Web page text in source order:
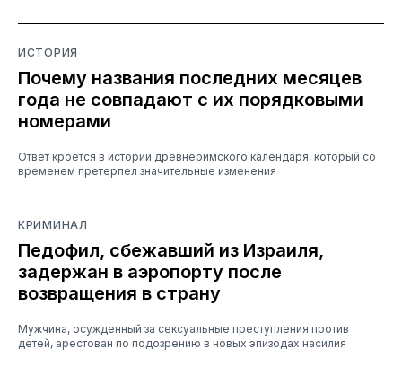
ИСТОРИЯ
Почему названия последних месяцев
года не совпадают с их порядковыми
номерами
Ответ кроется в истории древнеримского календаря, который со
временем претерпел значительные изменения
КРИМИНАЛ
Педофил, сбежавший из Израиля,
задержан в аэропорту после
возвращения в страну
Мужчина, осужденный за сексуальные преступления против
детей, арестован по подозрению в новых эпизодах насилия